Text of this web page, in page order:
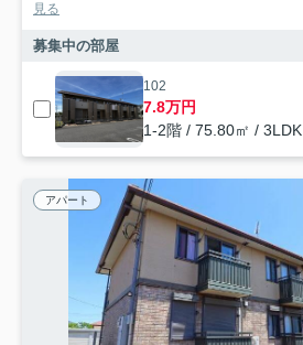
見る
募集中の部屋
102
7.8万円
1-2階 / 75.80㎡ / 3LDK
アパート